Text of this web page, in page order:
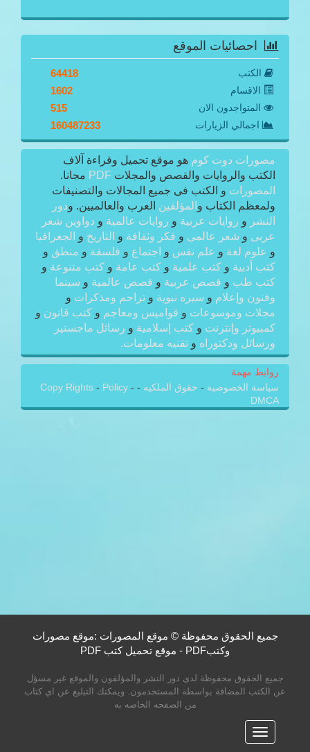
احصائيات الموقع
الكتب 64418
الاقسام 1602
المتواجدون الان 515
اجمالي الزيارات 160487233
مصورات دوت كوم هو موقع تحميل وقراءة آلاف
الكتب والروايات والقصص والمجلات PDF مجانا.
المصورات و الكتب فى جميع المجالات والتصنيفات
ولمعظم الكتاب و المؤلفين العرب والعالميين. ودور
النشر و روايات عربية و روايات عالمية و دواوين شعر
عربى و شعر عالمى و فكر وثقافة و التاريخ و الجغرافيا
و علوم لغة و علم نفس و اجتماع و فلسفة و منطق و
كتب أدبية و كتب علمية و كتب عامة و كتب متنوعة و
كتب طب و قصص عربية و قصص عالمية و سينما
وفنون وإعلام و سيره نبوية و تراجم ومذكرات و
مجلات وموسوعات و قواميس ومعاجم و كتب قانون و
كمبيوتر وإنترنت و كتب إسلامية و رسائل ماجستير
ورسائل ودكتوراه و تقنيه معلومات.
روابط مهمة
سياسة الخصوصية - حقوق الملكيه -
Copy Rights - Policy -
DMCA
جميع الحقوق محفوظة © موقع المصورات :موقع مصورات
وكتبPDF - موقع تحميل كتب PDF
جميع الحقوق محفوظة لدى دور النشر والمؤلفون والموقع غير مسؤل
عن الكتب المضافة بواسطة المستخدمون. ويمكنك التبليغ عن اي كتاب
من الصفحه الخاصه به
القائمه